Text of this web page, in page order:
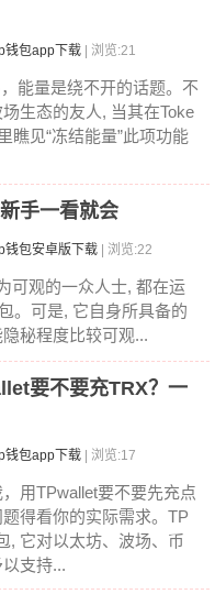
钱包app下载 | 浏览:21
能量是绕不开的话题。不
生态的友人, 当其在Toke
瞧见“冻结能量”此项功能
手一看就会
钱包安卓版下载 | 浏览:22
可观的一众人士, 都在运
。可是, 它自身所具备的
秘程度比较可观...
要不要充TRX？一
钱包app下载 | 浏览:17
用TPwallet要不要先充点
得看你的实际需求。TP
, 它对以太坊、波场、币
支持...